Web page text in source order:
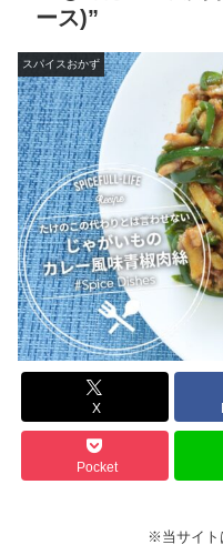
ース)”
スパイスおかず
X
Pocket
※当サイト